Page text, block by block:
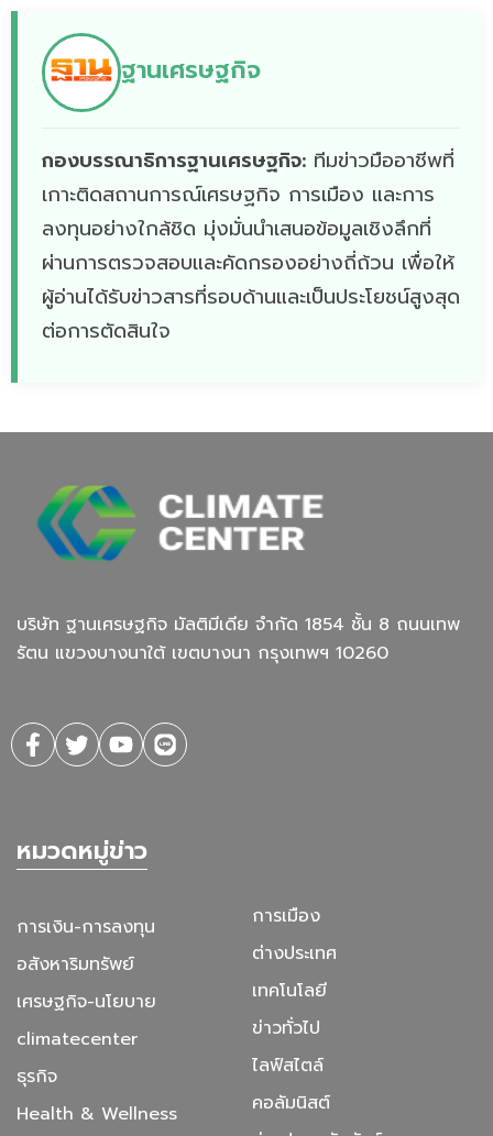
ฐานเศรษฐกิจ
กองบรรณาธิการฐานเศรษฐกิจ: ทีมข่าวมืออาชีพที่
เกาะติดสถานการณ์เศรษฐกิจ การเมือง และการ
ลงทุนอย่างใกล้ชิด มุ่งมั่นนำเสนอข้อมูลเชิงลึกที่
ผ่านการตรวจสอบและคัดกรองอย่างถี่ถ้วน เพื่อให้
ผู้อ่านได้รับข่าวสารที่รอบด้านและเป็นประโยชน์สูงสุด
ต่อการตัดสินใจ
บริษัท ฐานเศรษฐกิจ มัลติมีเดีย จํากัด 1854 ชั้น 8 ถนนเทพ
รัตน แขวงบางนาใต้ เขตบางนา กรุงเทพฯ 10260
หมวดหมู่ข่าว
การเงิน-การลงทุน
อสังหาริมทรัพย์
เศรษฐกิจ-นโยบาย
climatecenter
ธุรกิจ
Health & Wellness
การเมือง
ต่างประเทศ
เทคโนโลยี
ข่าวทั่วไป
ไลฟ์สไตล์
คอลัมนิสต์